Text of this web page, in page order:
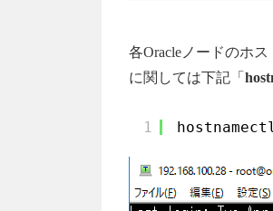
各Oracleノードのホ
に関しては下記「
1